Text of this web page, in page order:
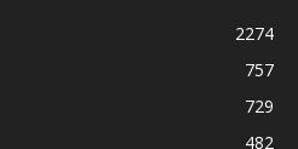
2274
757
729
482